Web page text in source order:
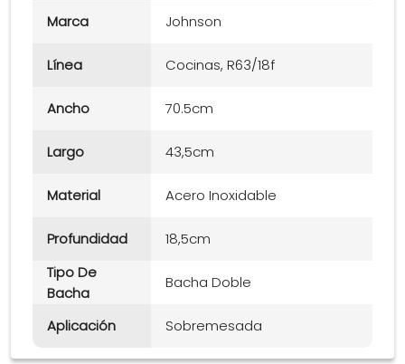
Marca Johnson
Línea Cocinas, R63/18f
Ancho 70.5cm
Largo 43,5cm
Material Acero Inoxidable
Profundidad
18,5cm
Tipo De
Bacha
Bacha Doble
Aplicación Sobremesada